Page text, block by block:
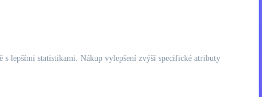
s lepšími statistikami. Nákup vylepšení zvýší specifické atributy